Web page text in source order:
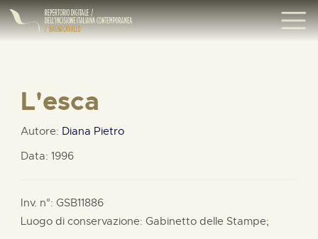
L'esca
Autore: Diana Pietro
Data: 1996
Inv. n°: GSB11886
Luogo di conservazione: Gabinetto delle Stampe;